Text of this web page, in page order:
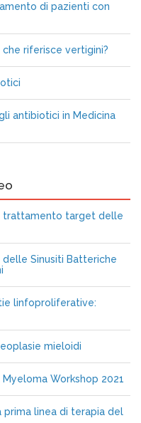
di pazienti con
riferisce vertigini?
antibiotici in Medicina
trattamento target delle
Sinusiti Batteriche
linfoproliferative:
mieloidi
Workshop 2021
prima linea di terapia del